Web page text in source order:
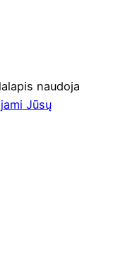
naudoja
Jūsų